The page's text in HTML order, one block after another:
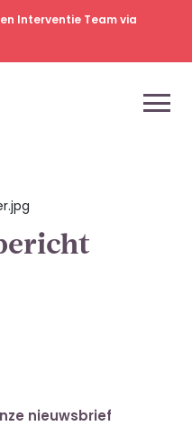
Interventie Team via
nieuwsbrief